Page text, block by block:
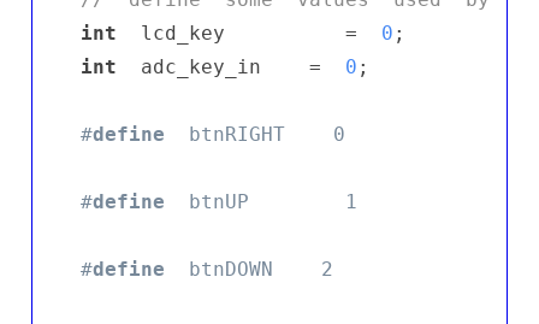
int
  lcd_key          =
0
int
  adc_key_in    =
0 ;
#define
  btnRIGHT    0
#define
  btnUP        1
#define
  btnDOWN    2